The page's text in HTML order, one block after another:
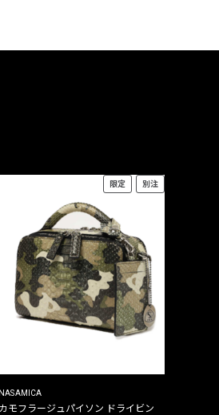
限定 別注
NASAMICA
カモフラージュパイソン ドライビン